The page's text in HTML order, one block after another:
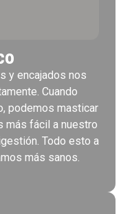
y encajados nos
Cuando
podemos masticar
más fácil a nuestro
Todo esto a
más sanos.